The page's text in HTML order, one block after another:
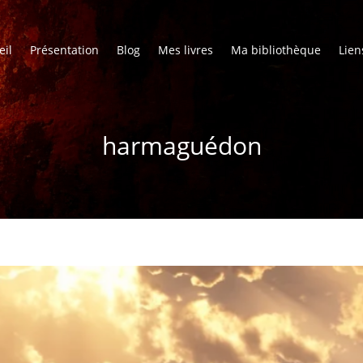
Présentation Blog Mes livres Ma bibliothèque
harmaguédon